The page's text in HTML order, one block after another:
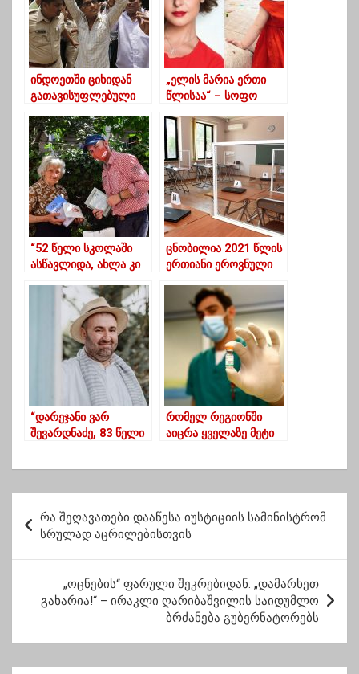
პირი დააკავა
ინდოეთში ციხიდან
გათავისუფლებული
კორონავირუსის შიშით
ციხის დატოვებაზე
უარს აცხადებენ
„ელის მარია ერთი
წლისაა“ – სოფო
ახალი ფოტოები
გამოაქვეყნა
“52 წელი სკოლაში
ასწავლიდა, ახლა კი
ქალაქში მეეზოვედ
მუშაობს”
ცნობილია 2021 წლის
ერთიანი ეროვნული
საგნების მიხედვით
“დარეჯანი ვარ
შევარდნაძე, 83 წელი
რომელ რეგიონში
აიცრა ყველაზე მეტი
ო
ს
რა შეღავათები დააწესა იუსტიციის სამინისტრომ
სრულად აცრილებისთვის
„ოცნების“ ფარული შეკრებიდან: „დამარხეთ
გახარია!“ – ირაკლი ღარიბაშვილის საიდუმლო
ბრძანება გუბერნატორებს